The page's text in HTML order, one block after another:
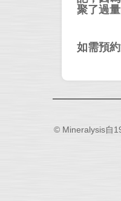
聚了過
如需預
© Mineralysis自